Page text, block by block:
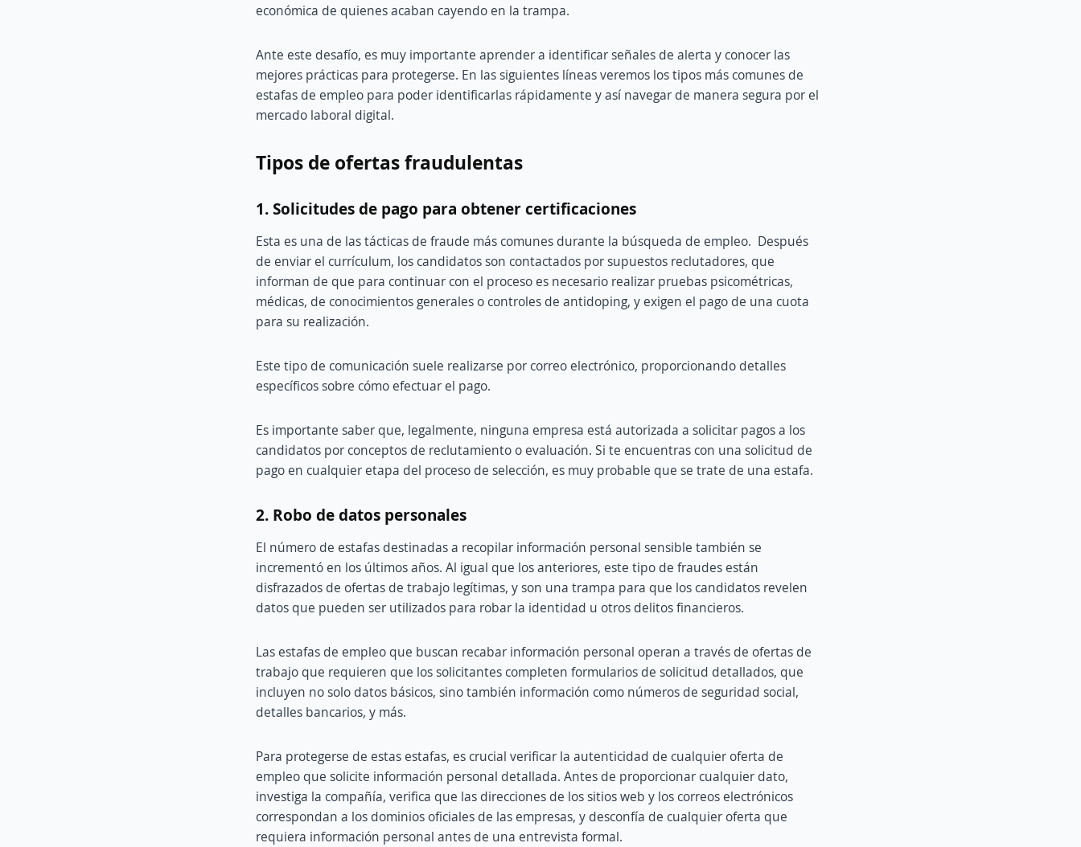
económica de quienes acaban cayendo en la trampa.
Ante este desafío, es muy importante aprender a identificar señales de alerta y conocer las
mejores prácticas para protegerse. En las siguientes líneas veremos los tipos más comunes de
estafas de empleo para poder identificarlas rápidamente y así navegar de manera segura por el
mercado laboral digital.
Tipos de ofertas fraudulentas
1. Solicitudes de pago para obtener certificaciones
Esta es una de las tácticas de fraude más comunes durante la búsqueda de empleo. Después
de enviar el currículum, los candidatos son contactados por supuestos reclutadores, que
informan de que para continuar con el proceso es necesario realizar pruebas psicométricas,
médicas, de conocimientos generales o controles de antidoping, y exigen el pago de una cuota
para su realización.
Este tipo de comunicación suele realizarse por correo electrónico, proporcionando detalles
específicos sobre cómo efectuar el pago.
Es importante saber que, legalmente, ninguna empresa está autorizada a solicitar pagos a los
candidatos por conceptos de reclutamiento o evaluación. Si te encuentras con una solicitud de
pago en cualquier etapa del proceso de selección, es muy probable que se trate de una estafa.
2. Robo de datos personales
El número de estafas destinadas a recopilar información personal sensible también se
incrementó en los últimos años. Al igual que los anteriores, este tipo de fraudes están
disfrazados de ofertas de trabajo legítimas, y son una trampa para que los candidatos revelen
datos que pueden ser utilizados para robar la identidad u otros delitos financieros.
Las estafas de empleo que buscan recabar información personal operan a través de ofertas de
trabajo que requieren que los solicitantes completen formularios de solicitud detallados, que
incluyen no solo datos básicos, sino también información como números de seguridad social,
detalles bancarios, y más.
Para protegerse de estas estafas, es crucial verificar la autenticidad de cualquier oferta de
empleo que solicite información personal detallada. Antes de proporcionar cualquier dato,
investiga la compañía, verifica que las direcciones de los sitios web y los correos electrónicos
correspondan a los dominios oficiales de las empresas, y desconfía de cualquier oferta que
requiera información personal antes de una entrevista formal.